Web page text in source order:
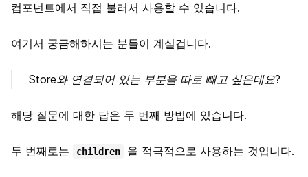
컴포넌트에서 직접 불러서 사용할 수 있습니다.
여기서 궁금해하시는 분들이 계실겁니다.
Store와 연결되어 있는 부분을 따로 빼고 싶은데요?
해당 질문에 대한 답은 두 번째 방법에 있습니다.
두 번째로는 children 을 적극적으로 사용하는 것입니다.